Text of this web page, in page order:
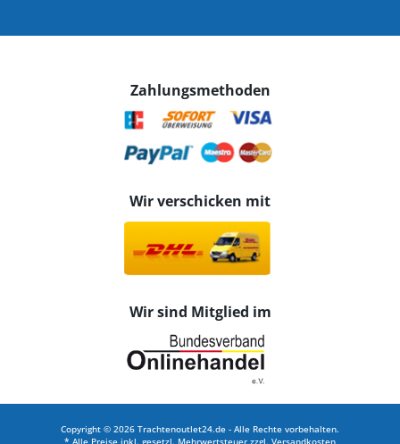
Zahlungsmethoden
Wir verschicken mit
Wir sind Mitglied im
Copyright © 2026 Trachtenoutlet24.de - Alle Rechte vorbehalten.